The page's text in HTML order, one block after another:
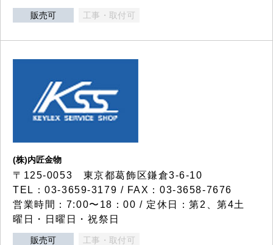
販売可 工事・取付可
(株)内匠金物
〒125-0053 東京都葛飾区鎌倉3-6-10
TEL：03-3659-3179 / FAX：03-3658-7676
営業時間：7:00〜18：00 / 定休日：第2、第4土
曜日・日曜日・祝祭日
販売可 工事・取付可